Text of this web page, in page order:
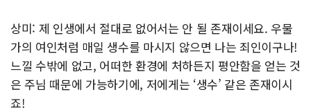
상미: 제 인생에서 절대로 없어서는 안 될 존재이세요. 우물
가의 여인처럼 매일 생수를 마시지 않으면 나는 죄인이구나!
느낄 수밖에 없고, 어떠한 환경에 처하든지 평안함을 얻는 것
은 주님 때문에 가능하기에, 저에게는 ‘생수’ 같은 존재이시
죠!